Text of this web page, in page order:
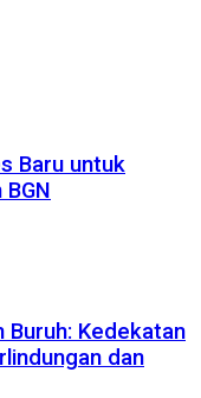
Baru untuk
Kedekatan
dan